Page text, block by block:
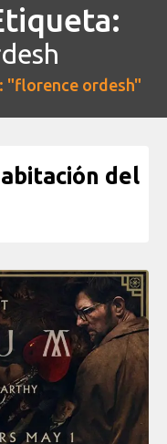
"florence ordesh"
del